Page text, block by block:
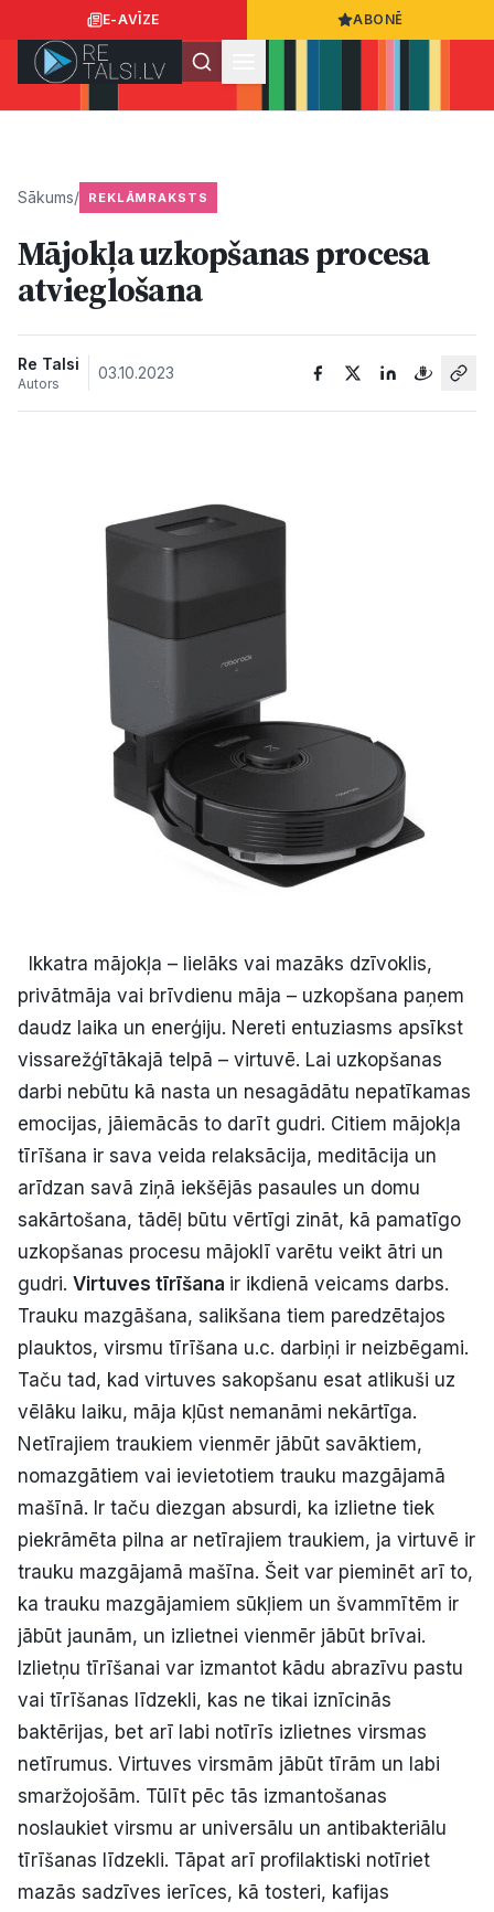
E-AVĪZE ABONĒ
Ziņas
Kultūra
Bizness
Video
Vieta
Sludinājumi
Reklāma
Politiskā reklāma
Par mums
Kontakti
Ziņo redakcijai
E-avīze Abonē
Sākums/ REKLĀMRAKSTS
Mājokļa uzkopšanas procesa
atvieglošana
Re Talsi
Autors
03.10.2023
Ikkatra mājokļa – lielāks vai mazāks dzīvoklis,
privātmāja vai brīvdienu māja – uzkopšana paņem
daudz laika un enerģiju. Nereti entuziasms apsīkst
vissarežģītākajā telpā – virtuvē. Lai uzkopšanas
darbi nebūtu kā nasta un nesagādātu nepatīkamas
emocijas, jāiemācās to darīt gudri. Citiem mājokļa
tīrīšana ir sava veida relaksācija, meditācija un
arīdzan savā ziņā iekšējās pasaules un domu
sakārtošana, tādēļ būtu vērtīgi zināt, kā pamatīgo
uzkopšanas procesu mājoklī varētu veikt ātri un
gudri. Virtuves tīrīšana ir ikdienā veicams darbs.
Trauku mazgāšana, salikšana tiem paredzētajos
plauktos, virsmu tīrīšana u.c. darbiņi ir neizbēgami.
Taču tad, kad virtuves sakopšanu esat atlikuši uz
vēlāku laiku, māja kļūst nemanāmi nekārtīga.
Netīrajiem traukiem vienmēr jābūt savāktiem,
nomazgātiem vai ievietotiem trauku mazgājamā
mašīnā. Ir taču diezgan absurdi, ka izlietne tiek
piekrāmēta pilna ar netīrajiem traukiem, ja virtuvē ir
trauku mazgājamā mašīna. Šeit var pieminēt arī to,
ka trauku mazgājamiem sūkļiem un švammītēm ir
jābūt jaunām, un izlietnei vienmēr jābūt brīvai.
Izlietņu tīrīšanai var izmantot kādu abrazīvu pastu
vai tīrīšanas līdzekli, kas ne tikai iznīcinās
baktērijas, bet arī labi notīrīs izlietnes virsmas
netīrumus. Virtuves virsmām jābūt tīrām un labi
smaržojošām. Tūlīt pēc tās izmantošanas
noslaukiet virsmu ar universālu un antibakteriālu
tīrīšanas līdzekli. Tāpat arī profilaktiski notīriet
mazās sadzīves ierīces, kā tosteri, kafijas